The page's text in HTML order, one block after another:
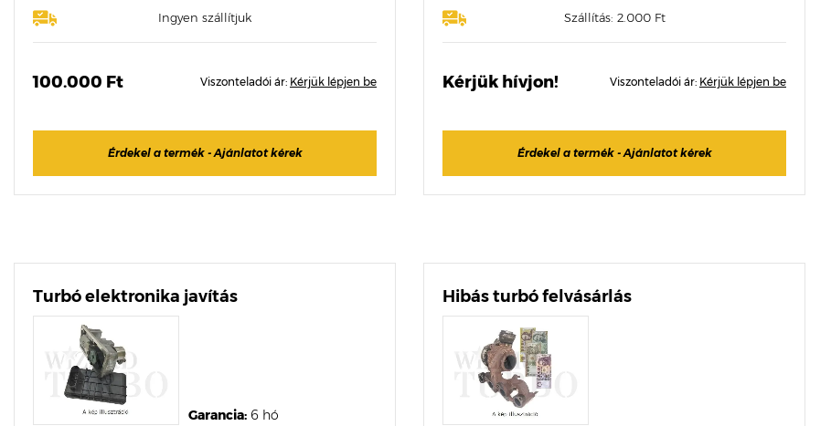
Ingyen szállítjuk
100.000 Ft Viszonteladói ár: Kérjük lépjen be
Érdekel a termék - Ajánlatot kérek
Szállítás: 2.000 Ft
Kérjük hívjon! Viszonteladói ár: Kérjük lépjen be
Érdekel a termék - Ajánlatot kérek
Turbó elektronika javítás
Garancia: 6 hó
Hibás turbó felvásárlás